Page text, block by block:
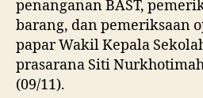
penanganan BAST,
barang, dan pemeriksaan
papar Wakil Kepala
prasarana Siti
(09/11).